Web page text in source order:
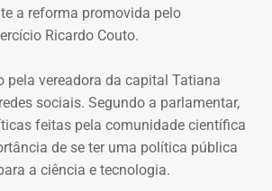
a reforma promovida pelo
Ricardo Couto.
pela vereadora da capital Tatiana
sociais. Segundo a parlamentar,
feitas pela comunidade científica
de se ter uma política pública
a ciência e tecnologia.